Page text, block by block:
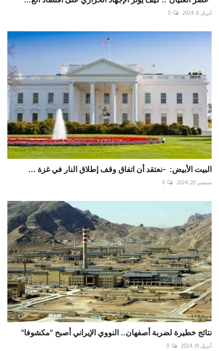
أبريل 6, 2024 0
البيت الأبيض: ‏-نعتقد أن اتفاق وقف إطلاق النار في غزة ...
سبتمبر 20, 2024 0
نتائج خطيرة لضربة أصفهان.. النووي الإيراني أصبح "مكشوفا"
أبريل 19, 2024 0